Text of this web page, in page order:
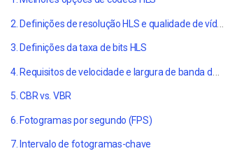
3. Definições da taxa de bits HLS
5. CBR vs. VBR
6. Fotogramas por segundo (FPS)
7. Intervalo de fotogramas-chave